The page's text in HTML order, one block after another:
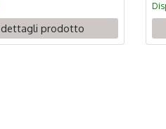
dettagli prodotto